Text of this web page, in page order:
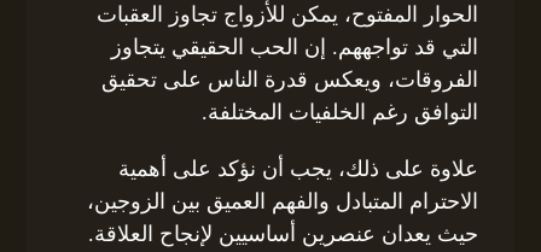
الحوار المفتوح، يمكن للأزواج تجاوز العقبات
التي قد تواجههم. إن الحب الحقيقي يتجاوز
الفروقات، ويعكس قدرة الناس على تحقيق
التوافق رغم الخلفيات المختلفة.
علاوة على ذلك، يجب أن نؤكد على أهمية
الاحترام المتبادل والفهم العميق بين الزوجين،
حيث يعدان عنصرين أساسيين لإنجاح العلاقة.